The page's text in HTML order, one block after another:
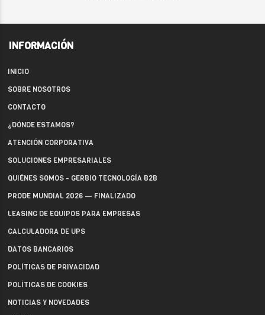
INFORMACIÓN
INICIO
SOBRE NOSOTROS
CONTACTO
¿DÓNDE ESTAMOS?
ATENCIÓN CORPORATIVA
SOLUCIONES EMPRESARIALES
QUIÉNES SOMOS - GERBIO TECNOLOGÍA B2B
PRODE MUNDIAL 2026 — FINALIZADO
LEASING DE EQUIPOS PARA EMPRESAS
CALCULADORA DE UPS
DATOS BANCARIOS
POLÍTICAS DE PRIVACIDAD
POLÍTICAS DE COOKIES
NOTICIAS Y NOVEDADES